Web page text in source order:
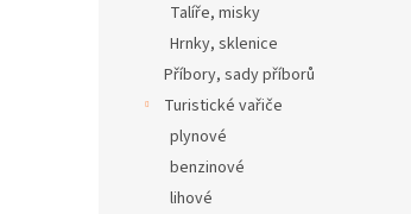
Talíře, misky
Hrnky, sklenice
Příbory, sady příborů
Turistické vařiče
plynové
benzinové
lihové